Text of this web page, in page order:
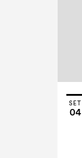
SET
04